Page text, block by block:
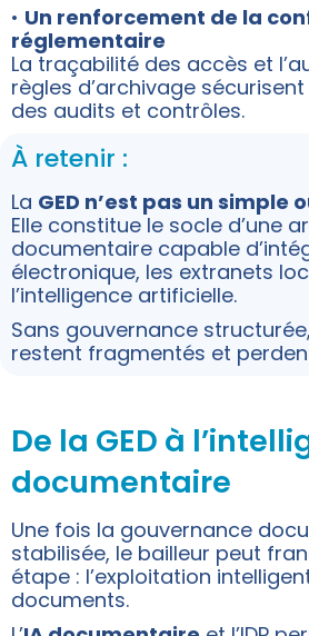
• Un renforcement de la
réglementaire
La traçabilité des accès et
règles d’archivage
des audits et contrôles.
À retenir :
La GED n’est pas un simple
Elle constitue le socle d’une
documentaire capable
électronique, les extranets
l’intelligence artificielle.
Sans gouvernance
restent fragmentés et
De la GED à
documentaire
Une fois la gouvernance
stabilisée, le bailleur peut
étape : l’exploitation
documents.